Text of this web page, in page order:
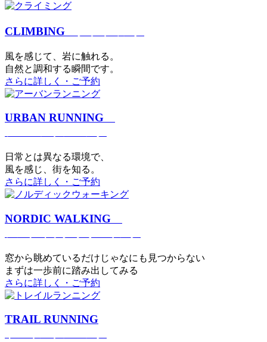
CLIMBING
⾵を感じて、岩に触れる。
⾃然と調和する瞬間です。
さらに詳しく・ご予約
URBAN RUNNING
日常とは異なる環境で、
風を感じ、街を知る。
さらに詳しく・ご予約
NORDIC WALKING
窓から眺めているだけじゃなにも見つからない
まずは一歩前に踏み出してみる
さらに詳しく・ご予約
TRAIL RUNNING